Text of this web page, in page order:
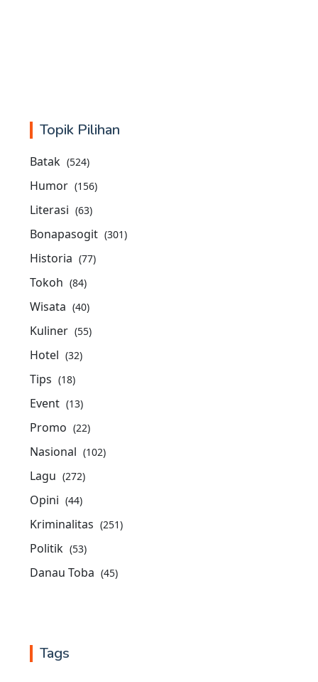
Topik Pilihan
Batak (524)
Humor (156)
Literasi (63)
Bonapasogit (301)
Historia (77)
Tokoh (84)
Wisata (40)
Kuliner (55)
Hotel (32)
Tips (18)
Event (13)
Promo (22)
Nasional (102)
Lagu (272)
Opini (44)
Kriminalitas (251)
Politik (53)
Danau Toba (45)
Tags